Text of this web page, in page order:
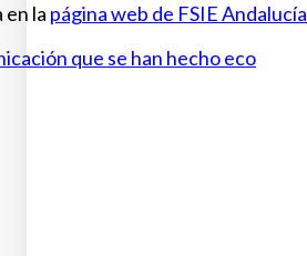
la página web de FSIE Andalucía
que se han hecho eco